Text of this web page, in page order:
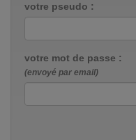
votre pseudo :
votre mot de passe :
(envoyé par email)